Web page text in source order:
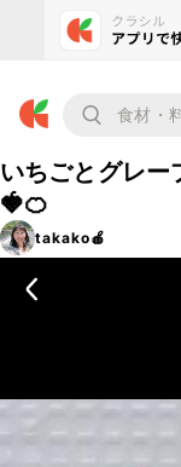
いちごとグレー
🍓🍊
takako🍎